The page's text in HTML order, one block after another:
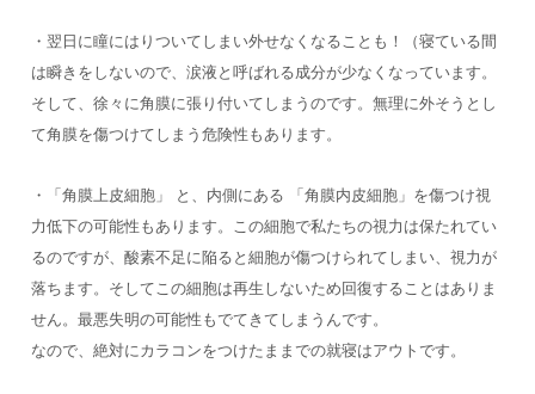
・翌日に瞳にはりついてしまい外せなくなることも！（寝ている間
は瞬きをしないので、涙液と呼ばれる成分が少なくなっています。
そして、徐々に角膜に張り付いてしまうのです。無理に外そうとし
て角膜を傷つけてしまう危険性もあります。
・「角膜上皮細胞」 と、内側にある 「角膜内皮細胞」を傷つけ視
力低下の可能性もあります。この細胞で私たちの視力は保たれてい
るのですが、酸素不足に陥ると細胞が傷つけられてしまい、視力が
落ちます。そしてこの細胞は再生しないため回復することはありま
せん。最悪失明の可能性もでてきてしまうんです。
なので、絶対にカラコンをつけたままでの就寝はアウトです。